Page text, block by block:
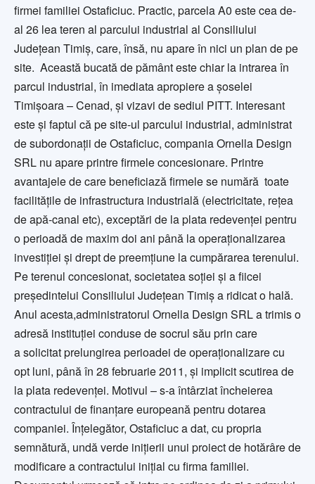
firmei familiei Ostaficiuc. Practic, parcela A0 este cea de-
al 26 lea teren al parcului industrial al Consiliului
Judeţean Timiş, care, însă, nu apare în nici un plan de pe
site. Această bucată de pământ este chiar la intrarea în
parcul industrial, în imediata apropiere a şoselei
Timişoara – Cenad, şi vizavi de sediul PITT. Interesant
este şi faptul că pe site-ul parcului industrial, administrat
de subordonaţii de Ostaficiuc, compania Ornella Design
SRL nu apare printre firmele concesionare. Printre
avantajele de care beneficiază firmele se numără toate
facilităţile de infrastructura industrială (electricitate, reţea
de apă-canal etc), exceptări de la plata redevenţei pentru
o perioadă de maxim doi ani până la operaţionalizarea
investiţiei şi drept de preemţiune la cumpărarea terenului.
Pe terenul concesionat, societatea soţiei şi a fiicei
preşedintelui Consiliului Judeţean Timiş a ridicat o hală.
Anul acesta,administratorul Ornella Design SRL a trimis o
adresă instituţiei conduse de socrul său prin care
a solicitat prelungirea perioadei de operaţionalizare cu
opt luni, până în 28 februarie 2011, şi implicit scutirea de
la plata redevenţei. Motivul – s-a întârziat încheierea
contractului de finanţare europeană pentru dotarea
companiei. Înţelegător, Ostaficiuc a dat, cu propria
semnătură, undă verde iniţierii unui proiect de hotărâre de
modificare a contractului iniţial cu firma familiei.